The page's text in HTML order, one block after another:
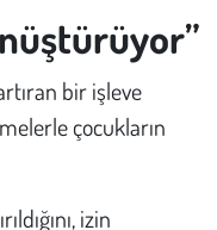
bir işleve
çocukların
izin